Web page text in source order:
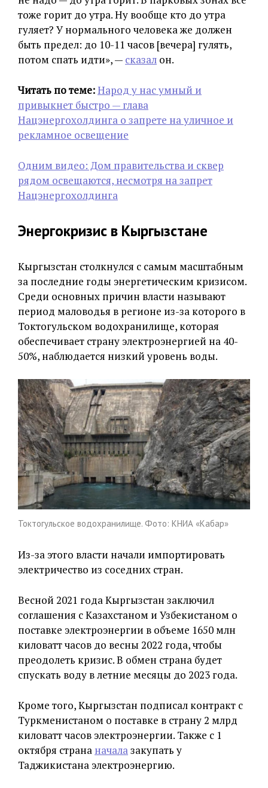
тоже горит до утра. Ну вообще кто до утра
гуляет? У нормального человека же должен
быть предел: до 10-11 часов [вечера] гулять,
потом спать идти», — сказал он.
Читать по теме:Народ у нас умный и
привыкнет быстро — глава
Нацэнергохолдинга о запрете на уличное и
рекламное освещение
Одним видео: Дом правительства и сквер
рядом освещаются, несмотря на запрет
Нацэнергохолдинга
Энергокризис в Кыргызстане
Кыргызстан столкнулся с самым масштабным
за последние годы энергетическим кризисом.
Среди основных причин власти называют
период маловодья в регионе из-за которого в
Токтогульском водохранилище, которая
обеспечивает страну электроэнергией на 40-
50%, наблюдается низкий уровень воды.
Токтогульское водохранилище. Фото: КНИА «Кабар»
Из-за этого власти начали импортировать
электричество из соседних стран.
Весной 2021 года Кыргызстан заключил
соглашения с Казахстаном и Узбекистаном о
поставке электроэнергии в объеме 1650 млн
киловатт часов до весны 2022 года, чтобы
преодолеть кризис. В обмен страна будет
спускать воду в летние месяцы до 2023 года.
Кроме того, Кыргызстан подписал контракт с
Туркменистаном о поставке в страну 2 млрд
киловатт часов электроэнергии. Также с 1
октября страна началазакупать у
Таджикистана электроэнергию.